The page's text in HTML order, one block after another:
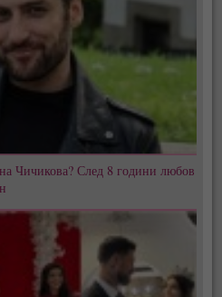
Чичикова? След 8 години любов